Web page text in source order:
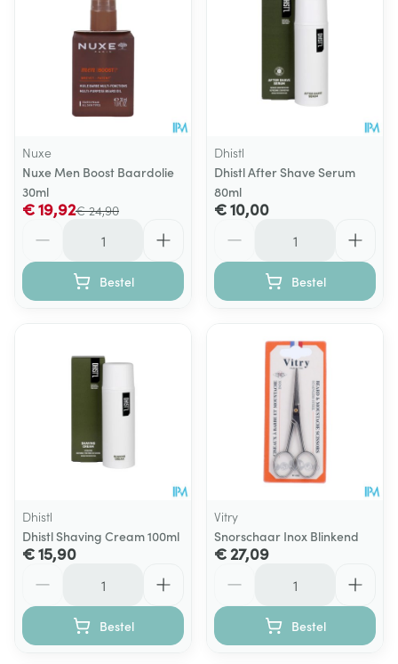
Nuxe
Nuxe Men Boost Baardolie
30ml
€ 24,90
€ 19,92
Bestel
Dhistl
Dhistl After Shave Serum
80ml
€ 10,00
Bestel
Dhistl
Dhistl Shaving Cream 100ml
€ 15,90
Bestel
Vitry
Snorschaar Inox Blinkend
€ 27,09
Bestel